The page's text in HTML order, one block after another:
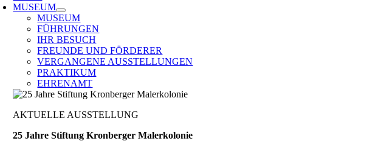
MUSEUM
MUSEUM
FÜHRUNGEN
IHR BESUCH
FREUNDE UND FÖRDERER
VERGANGENE AUSSTELLUNGEN
PRAKTIKUM
EHRENAMT
AKTUELLE AUSSTELLUNG
25 Jahre Stiftung Kronberger Malerkolonie